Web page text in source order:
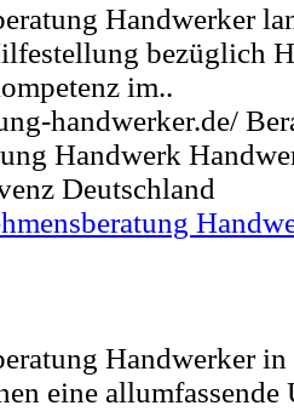
Handwerker
bezüglich
im..
handwerker.de/
Handwerk
Deutschland
Handwerker
eine allumfassende